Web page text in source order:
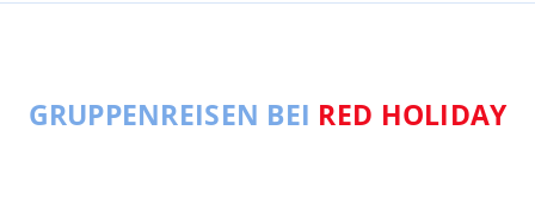
GRUPPENREISEN BEI RED HOLIDAY